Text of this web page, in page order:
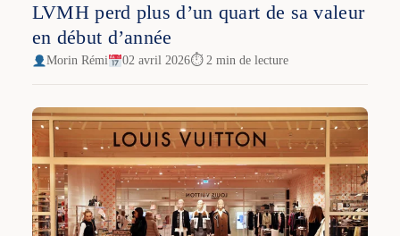
LVMH perd plus d’un quart de sa valeur
en début d’année
Morin Rémi 02 avril 2026⏱ 2 min de lecture